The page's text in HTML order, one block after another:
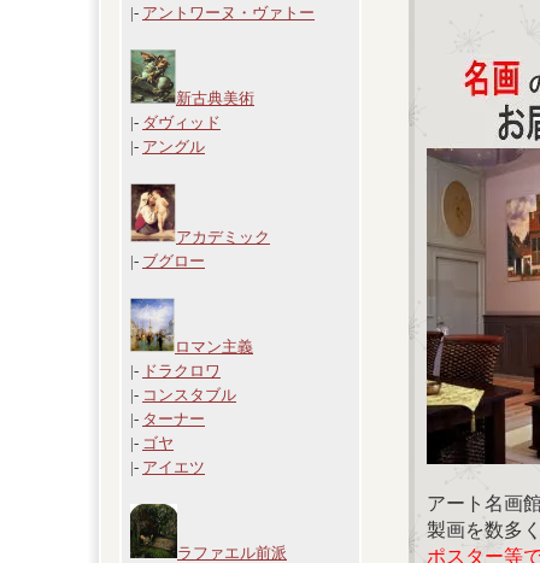
|- アントワーヌ・ヴァトー
新古典美術
|- ダヴィッド
|- アングル
アカデミック
|- ブグロー
ロマン主義
|- ドラクロワ
|- コンスタブル
|- ターナー
|- ゴヤ
|- アイエツ
ラファエル前派
アート名画
製画を数多
ポスター等